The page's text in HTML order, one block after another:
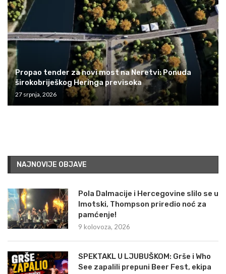
Propao tender za novi most na Neretvi: Ponuda
širokobriješkog Heringa previsoka
27 srpnja, 2026
NAJNOVIJE OBJAVE
Pola Dalmacije i Hercegovine slilo se u
Imotski, Thompson priredio noć za
pamćenje!
9 kolovoza, 2026
SPEKTAKL U LJUBUŠKOM: Grše i Who
See zapalili prepuni Beer Fest, ekipa